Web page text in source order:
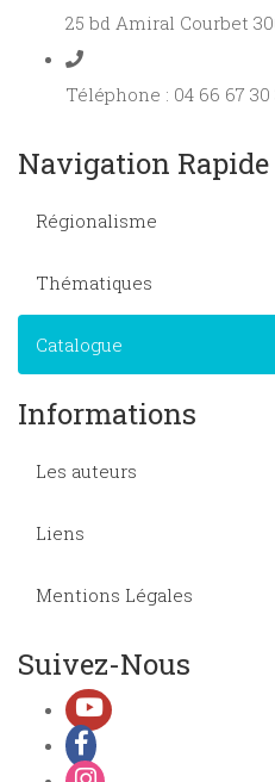
25 bd Amiral Courbet
Téléphone : 04 66 67 30
Navigation Rapide
Régionalisme
Thématiques
Catalogue
Informations
Les auteurs
Liens
Mentions Légales
Suivez-Nous